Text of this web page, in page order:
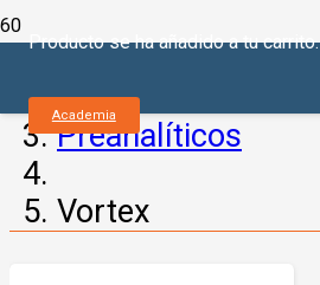
Productose ha añadido a tu carrito.
Academia
Inicio
Preanalíticos
Vortex